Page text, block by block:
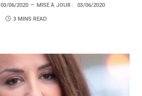
03/06/2020 MISE À JOUR : 03/06/2020
3 MINS READ